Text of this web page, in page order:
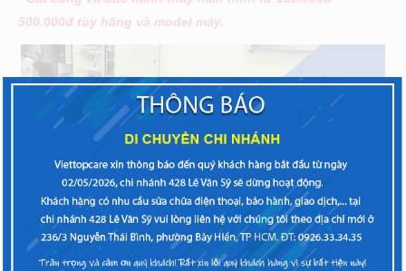
500.000đ tùy hãng và model máy.